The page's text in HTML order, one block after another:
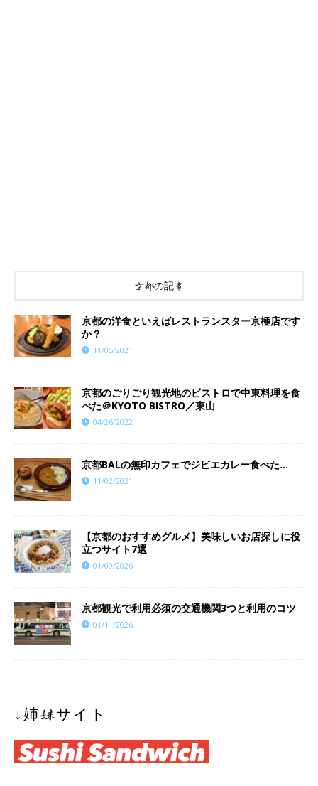
京都の記事
京都の洋食といえばレストランスター京極店です
か？
11/05/2021
京都のごりごり観光地のビストロで中東料理を食
べた＠KYOTO BISTRO／東山
04/26/2022
京都BALの無印カフェでジビエカレー食べた…
11/02/2021
【京都のおすすめグルメ】美味しいお店探しに役
立つサイト7選
01/09/2026
京都観光で利用必須の交通機関3つと利用のコツ
01/11/2026
↓姉妹サイト